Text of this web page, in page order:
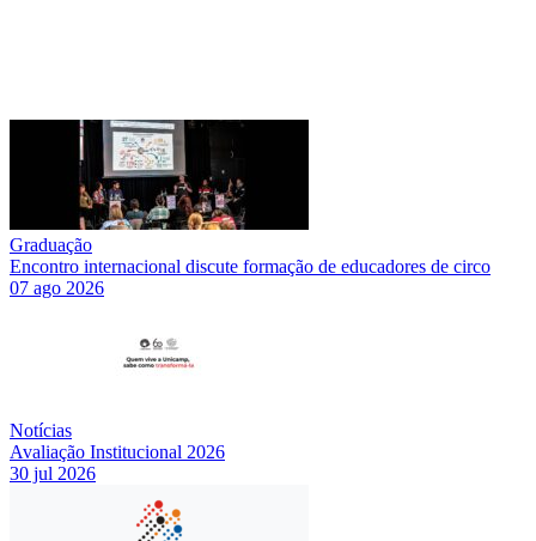
Graduação
Encontro internacional discute formação de educadores de circo
07 ago 2026
Notícias
Avaliação Institucional 2026
30 jul 2026